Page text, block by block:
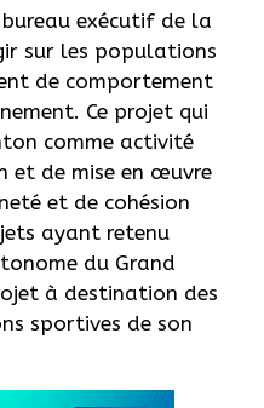
exécutif de la
sur les populations
de comportement
Ce projet qui
comme activité
et de mise en œuvre
et de cohésion
ayant retenu
du Grand
à destination des
sportives de son